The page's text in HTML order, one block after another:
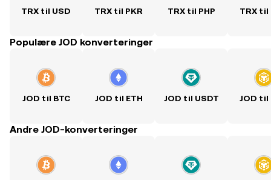
TRX til USD TRX til PKR TRX til PHP TRX til
Populære JOD konverteringer
JOD til BTC JOD til ETH JOD til USDT JOD til
Andre JOD-konverteringer